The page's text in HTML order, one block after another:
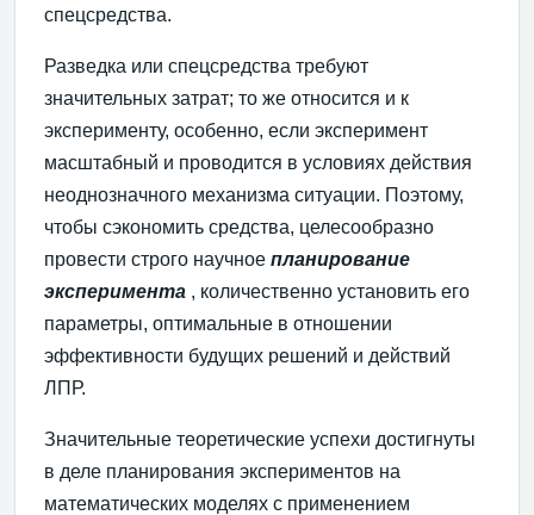
спецсредства.
Разведка или спецсредства требуют
значительных затрат; то же относится и к
эксперименту, особенно, если эксперимент
масштабный и проводится в условиях действия
неоднозначного механизма ситуации. Поэтому,
чтобы сэкономить средства, целесообразно
провести строго научное планирование
эксперимента , количественно установить его
параметры, оптимальные в отношении
эффективности будущих решений и действий
ЛПР.
Значительные теоретические успехи достигнуты
в деле планирования экспериментов на
математических моделях с применением